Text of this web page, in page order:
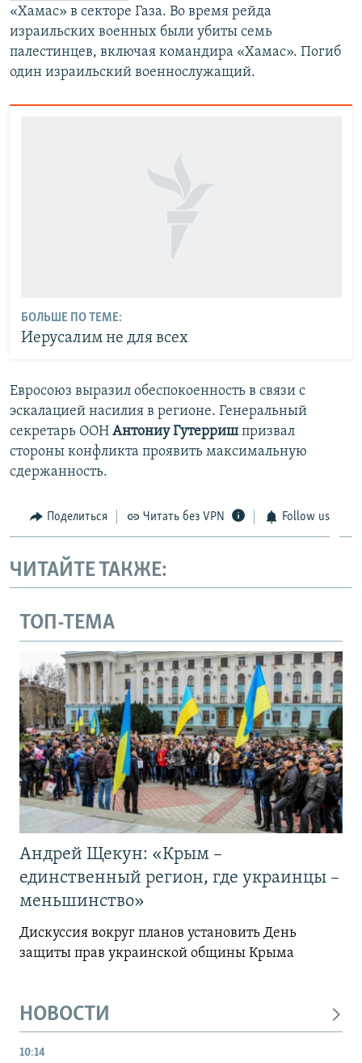
«Хамас» в секторе Газа. Во время рейда
израильских военных были убиты семь
палестинцев, включая командира «Хамас». Погиб
один израильский военнослужащий.
БОЛЬШЕ ПО ТЕМЕ:
Иерусалим не для всех
Евросоюз выразил обеспокоенность в связи с
эскалацией насилия в регионе. Генеральный
секретарь ООН Антониу Гутерриш призвал
стороны конфликта проявить максимальную
сдержанность.
Поделиться Читать без VPN Follow us
ЧИТАЙТЕ ТАКЖЕ:
ТОП-ТЕМА
Андрей Щекун: «Крым –
единственный регион, где украинцы –
меньшинство»
Дискуссия вокруг планов установить День
защиты прав украинской общины Крыма
НОВОСТИ
10:14